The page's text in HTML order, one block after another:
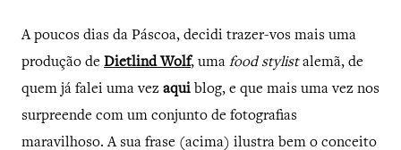
A poucos dias da Páscoa, decidi trazer-vos mais uma
produção de Dietlind Wolf, uma food stylistalemã, de
quem já falei uma vez aqui blog, e que mais uma vez nos
surpreende com um conjunto de fotografias
maravilhoso. A sua frase (acima) ilustra bem o conceito